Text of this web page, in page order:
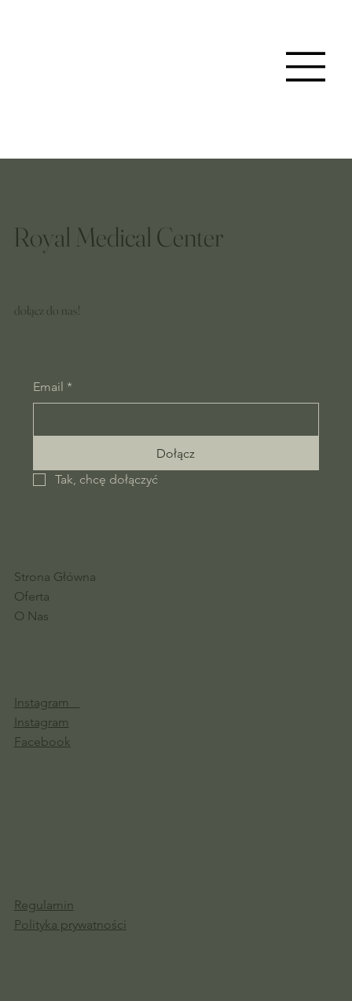
Royal Medical Center
dołącz do nas!
Instagram
Instagram
Facebook
Strona Główna
Oferta
O Nas
Regulamin
Polityka prywatności
Email *
Dołącz
Tak, chcę dołączyć